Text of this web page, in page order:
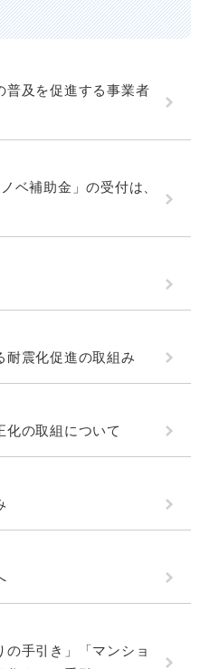
普及を促進する事業者
ベ補助金」の受付は、
耐震化促進の取組み
化の取組について
手引き」「マンショ